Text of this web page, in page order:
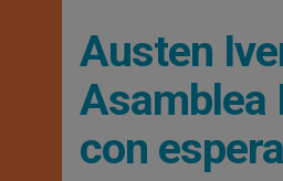
Austen
Asamblea
con